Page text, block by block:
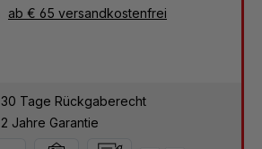
ab € 65 versandkostenfrei
30 Tage Rückgaberecht
2 Jahre Garantie